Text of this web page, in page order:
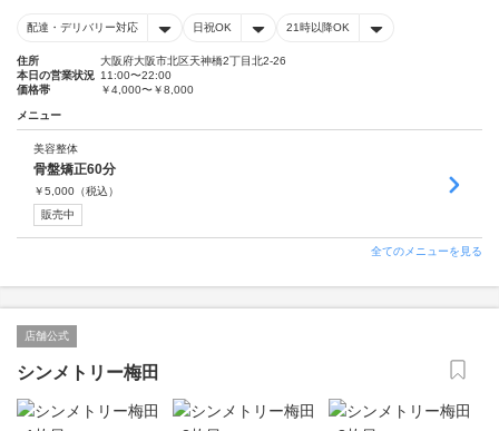
配達・デリバリー対応 日祝OK 21時以降OK
住所
大阪府大阪市北区天神橋2丁目北2-26
本日の営業状況 11:00〜22:00
価格帯
￥4,000〜￥8,000
メニュー
美容整体
骨盤矯正60分
￥5,000 （税込）
販売中
全てのメニューを見る
店舗公式
シンメトリー梅田